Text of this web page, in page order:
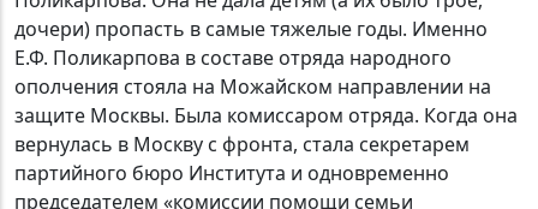
дочери) пропасть в самые тяжелые годы. Именно
Е.Ф. Поликарпова в составе отряда народного
ополчения стояла на Можайском направлении на
защите Москвы. Была комиссаром отряда. Когда она
вернулась в Москву с фронта, стала секретарем
партийного бюро Института и одновременно
председателем «комиссии помощи семьи